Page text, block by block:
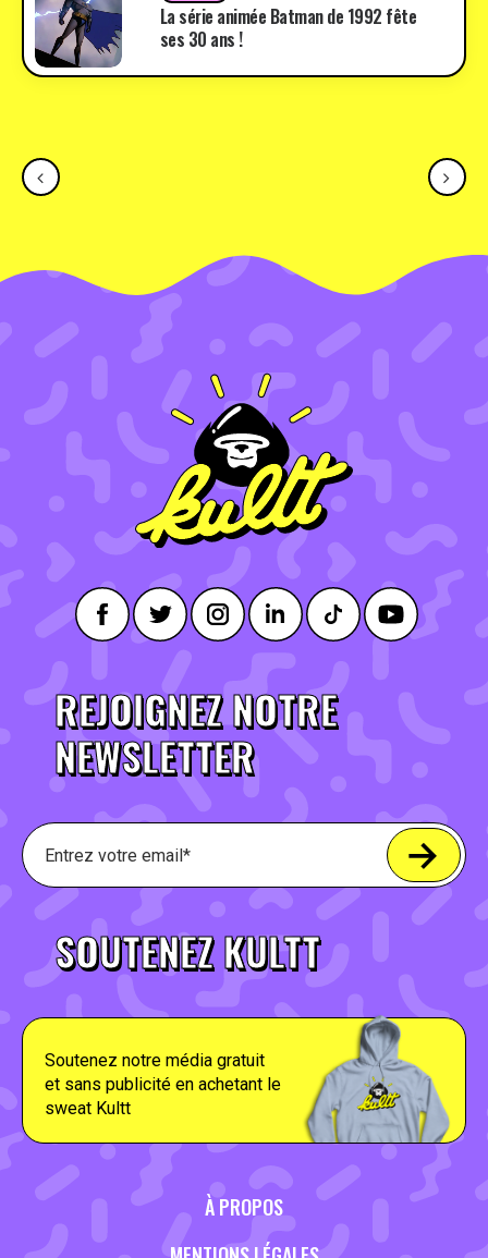
La série animée Batman de 1992 fête
ses 30 ans !
REJOIGNEZ NOTRE
NEWSLETTER
SOUTENEZ KULTT
Soutenez notre média gratuit
et sans publicité en achetant le
sweat Kultt
À PROPOS